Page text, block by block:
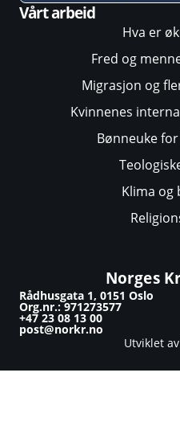
Vårt arbeid
Hva er
Fred og
Migrasjon og
Kvinnenes
Bønneuke
Klima
Norges
Rådhusgata 1, 0151 Oslo
Org.nr.: 971273577
+47 23 08 13 00
post@norkr.no
Utviklet